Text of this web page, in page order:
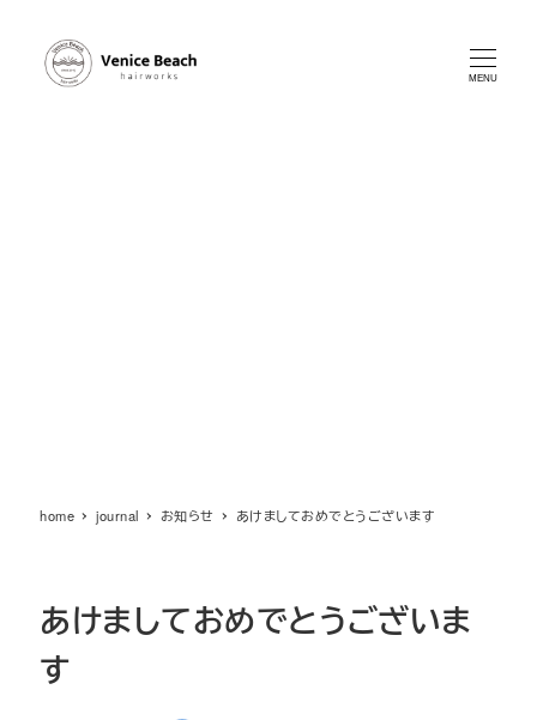
MENU
home journal お知らせ あけましておめでとうございます
あけましておめでとうございま
す